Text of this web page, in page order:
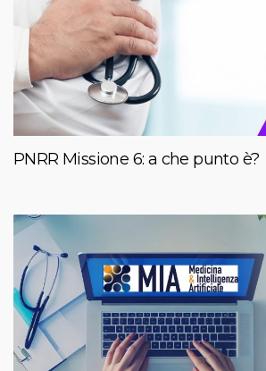
PNRR Missione 6: a che punto è?